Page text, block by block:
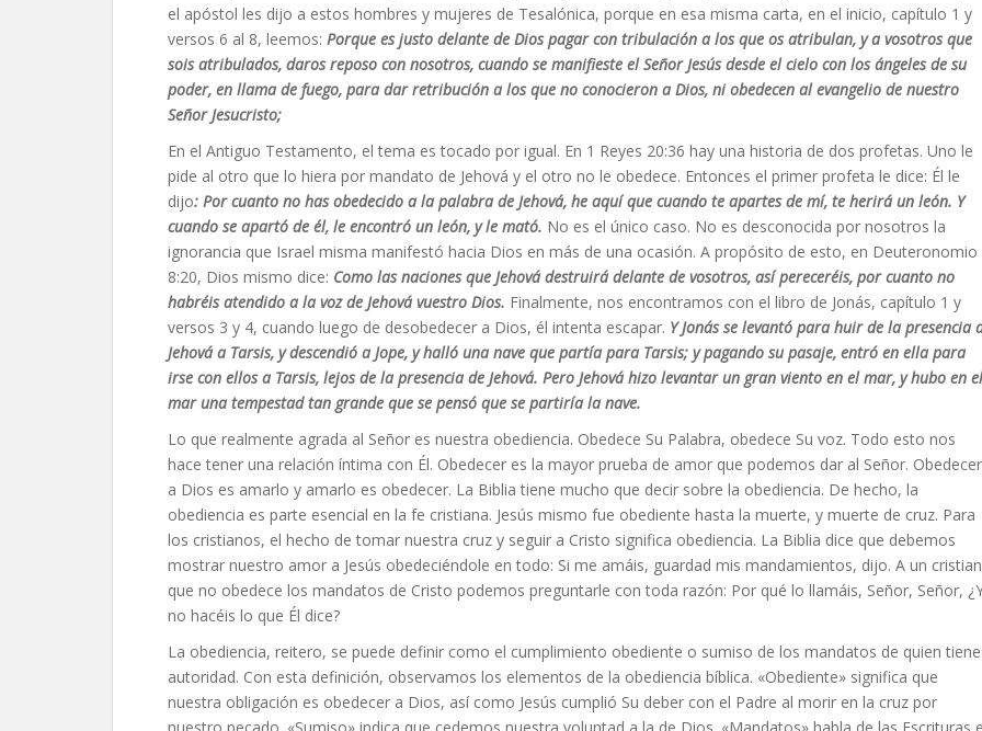
el apóstol les dijo a estos hombres y mujeres de Tesalónica, porque en esa misma carta, en el inicio, capítulo 1 y
versos 6 al 8, leemos: Porque es justo delante de Dios pagar con tribulación a los que os atribulan, y a vosotros que
sois atribulados, daros reposo con nosotros, cuando se manifieste el Señor Jesús desde el cielo con los ángeles de su
poder, en llama de fuego, para dar retribución a los que no conocieron a Dios, ni obedecen al evangelio de nuestro
Señor Jesucristo;
En el Antiguo Testamento, el tema es tocado por igual. En 1 Reyes 20:36 hay una historia de dos profetas. Uno le
pide al otro que lo hiera por mandato de Jehová y el otro no le obedece. Entonces el primer profeta le dice: Él le
dijo: Por cuanto no has obedecido a la palabra de Jehová, he aquí que cuando te apartes de mí, te herirá un león. Y
cuando se apartó de él, le encontró un león, y le mató. No es el único caso. No es desconocida por nosotros la
ignorancia que Israel misma manifestó hacia Dios en más de una ocasión. A propósito de esto, en Deuteronomio
8:20, Dios mismo dice: Como las naciones que Jehová destruirá delante de vosotros, así pereceréis, por cuanto no
habréis atendido a la voz de Jehová vuestro Dios. Finalmente, nos encontramos con el libro de Jonás, capítulo 1 y
versos 3 y 4, cuando luego de desobedecer a Dios, él intenta escapar. Y Jonás se levantó para huir de la presencia
Jehová a Tarsis, y descendió a Jope, y halló una nave que partía para Tarsis; y pagando su pasaje, entró en ella para
irse con ellos a Tarsis, lejos de la presencia de Jehová. Pero Jehová hizo levantar un gran viento en el mar, y hubo en el
mar una tempestad tan grande que se pensó que se partiría la nave.
Lo que realmente agrada al Señor es nuestra obediencia. Obedece Su Palabra, obedece Su voz. Todo esto nos
hace tener una relación íntima con Él. Obedecer es la mayor prueba de amor que podemos dar al Señor. Obedecer
a Dios es amarlo y amarlo es obedecer. La Biblia tiene mucho que decir sobre la obediencia. De hecho, la
obediencia es parte esencial en la fe cristiana. Jesús mismo fue obediente hasta la muerte, y muerte de cruz. Para
los cristianos, el hecho de tomar nuestra cruz y seguir a Cristo significa obediencia. La Biblia dice que debemos
mostrar nuestro amor a Jesús obedeciéndole en todo: Si me amáis, guardad mis mandamientos, dijo. A un
que no obedece los mandatos de Cristo podemos preguntarle con toda razón: Por qué lo llamáis, Señor, Señor,
no hacéis lo que Él dice?
La obediencia, reitero, se puede definir como el cumplimiento obediente o sumiso de los mandatos de quien tiene
autoridad. Con esta definición, observamos los elementos de la obediencia bíblica. «Obediente» significa que
nuestra obligación es obedecer a Dios, así como Jesús cumplió Su deber con el Padre al morir en la cruz por